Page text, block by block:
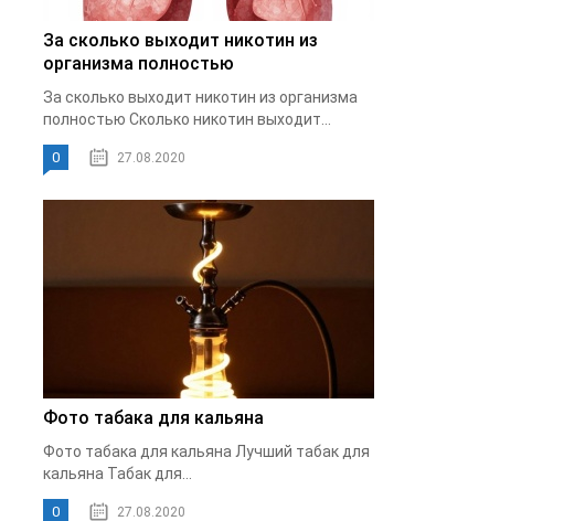
За сколько выходит никотин из
организма полностью
За сколько выходит никотин из организма
полностью Cколько никотин выходит...
0 27.08.2020
Фото табака для кальяна
Фото табака для кальяна Лучший табак для
кальяна Табак для...
0 27.08.2020